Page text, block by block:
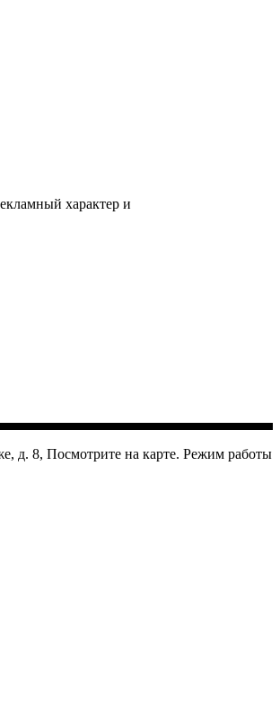
характер и
д. 8, Посмотрите на карте. Режим работы